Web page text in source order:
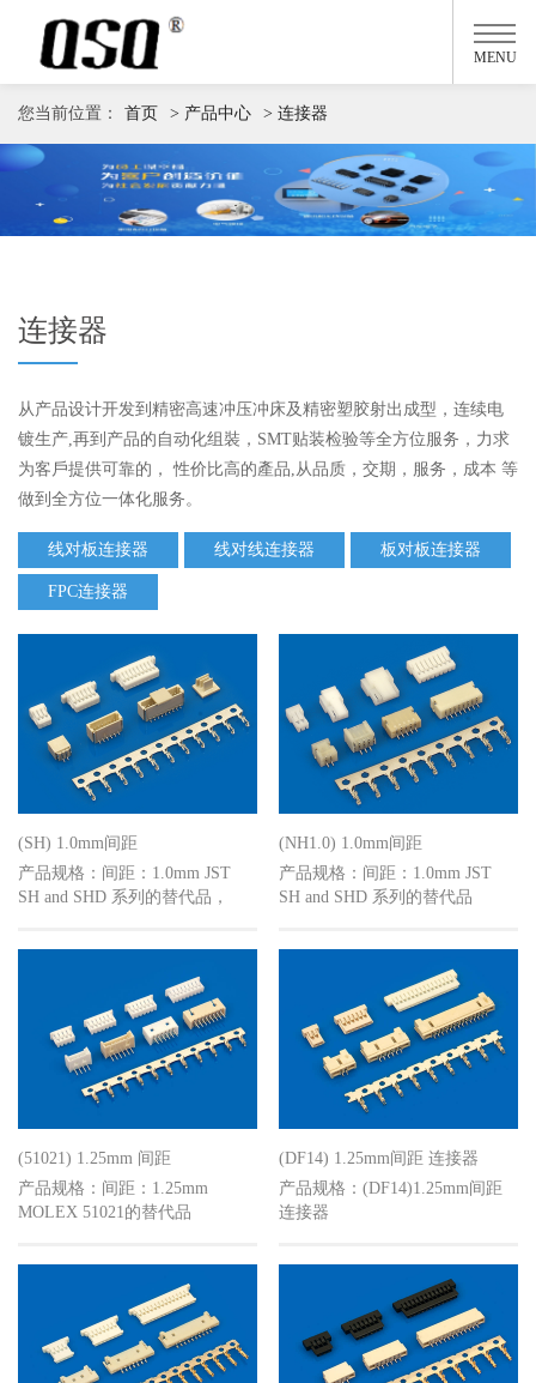
MENU
您当前位置： 首页 > 产品中心 > 连接器
连接器
从产品设计开发到精密高速冲压冲床及精密塑胶射出成型，连续电
镀生产,再到产品的自动化组裝，SMT贴装检验等全方位服务，力求
为客戶提供可靠的， 性价比高的產品,从品质，交期，服务，成本 等
做到全方位一体化服务。
线对板连接器 线对线连接器 板对板连接器
FPC连接器
(SH) 1.0mm间距
产品规格：间距：1.0mm JST
SH and SHD 系列的替代品，
(NH1.0) 1.0mm间距
产品规格：间距：1.0mm JST
SH and SHD 系列的替代品
(51021) 1.25mm 间距
产品规格：间距：1.25mm
MOLEX 51021的替代品
(DF14) 1.25mm间距 连接器
产品规格：(DF14)1.25mm间距
连接器